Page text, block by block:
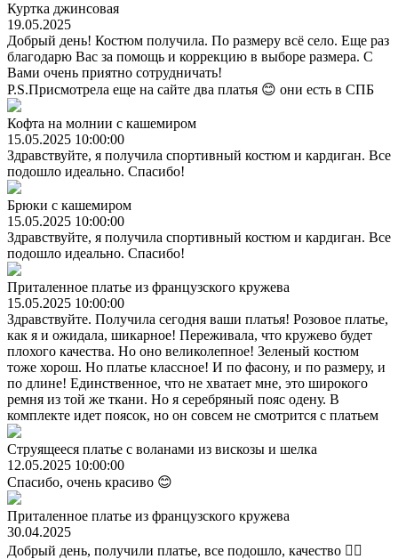
Куртка джинсовая
19.05.2025
Добрый день! Костюм получила. По размеру всё село. Еще раз
благодарю Вас за помощь и коррекцию в выборе размера. С
Вами очень приятно сотрудничать!
P.S.Присмотрела еще на сайте два платья 😊 они есть в СПБ
Кофта на молнии с кашемиром
15.05.2025 10:00:00
Здравствуйте, я получила спортивный костюм и кардиган. Все
подошло идеально. Спасибо!
Брюки с кашемиром
15.05.2025 10:00:00
Здравствуйте, я получила спортивный костюм и кардиган. Все
подошло идеально. Спасибо!
Приталенное платье из французского кружева
15.05.2025 10:00:00
Здравствуйте. Получила сегодня ваши платья! Розовое платье,
как я и ожидала, шикарное! Переживала, что кружево будет
плохого качества. Но оно великолепное! Зеленый костюм
тоже хорош. Но платье классное! И по фасону, и по размеру, и
по длине! Единственное, что не хватает мне, это широкого
ремня из той же ткани. Но я серебряный пояс одену. В
комплекте идет поясок, но он совсем не смотрится с платьем
Струящееся платье с воланами из вискозы и шелка
12.05.2025 10:00:00
Спасибо, очень красиво 😊
Приталенное платье из французского кружева
30.04.2025
Добрый день, получили платье, все подошло, качество 👍🏼